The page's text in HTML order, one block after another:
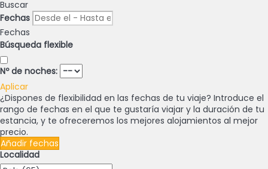
Buscar
Fechas
Fechas
Búsqueda flexible
Nº de noches:
Aplicar
¿Dispones de flexibilidad en las fechas de tu viaje? Introduce el
rango de fechas en el que te gustaría viajar y la duración de tu
estancia, y te ofreceremos los mejores alojamientos al mejor
precio.
Añadir fechas
Localidad